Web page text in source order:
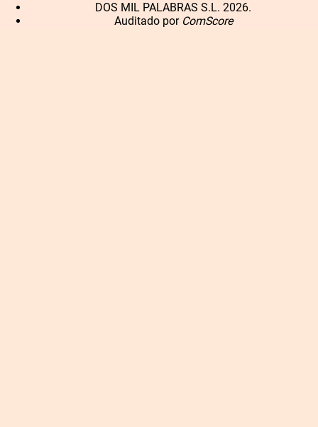
DOS MIL PALABRAS S.L. 2026.
Auditado por ComScore